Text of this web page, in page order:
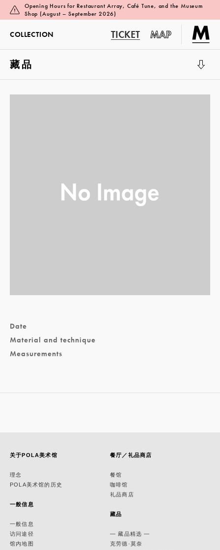
Opening Hours for Restaurant Array, Café Tune, and the Museum
Shop (August – September 2026)
COLLECTION TICKET MAP
藏品
Date
Material and technique
Measurements
关于POLA美术馆
理念
POLA美术馆的历史
一般信息
一般信息
访问途径
馆内地图
餐厅／礼品商店
餐馆
咖啡馆
礼品商店
藏品
— 藏品精选 —
克劳德·莫奈